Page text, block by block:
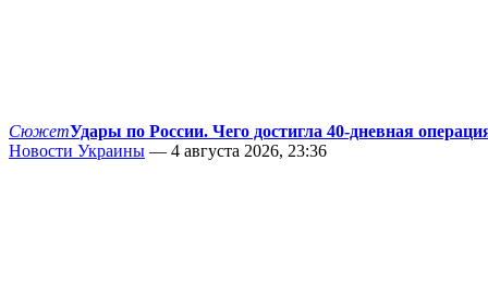
СюжетУдары по России. Чего достигла 40-дневная
Новости Украины — 4 августа 2026, 23:36